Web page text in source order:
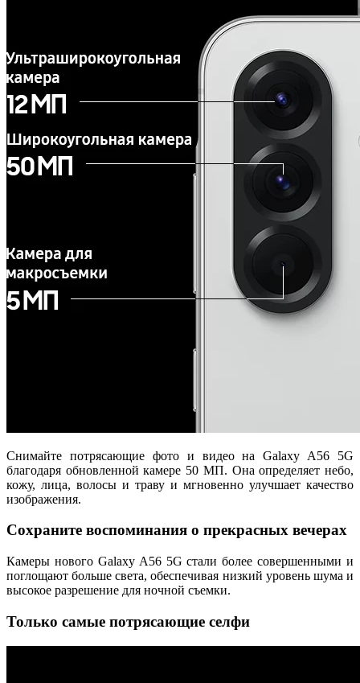
Снимайте потрясающие фото и видео на Galaxy A56 5G
благодаря обновленной камере 50 МП. Она определяет небо,
кожу, лица, волосы и траву и мгновенно улучшает качество
изображения.
Сохраните воспоминания о прекрасных вечерах
Камеры нового Galaxy A56 5G стали более совершенными и
поглощают больше света, обеспечивая низкий уровень шума и
высокое разрешение для ночной съемки.
Только самые потрясающие селфи